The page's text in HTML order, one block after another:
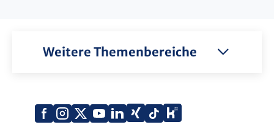
Weitere Themenbereiche
Facebook
Instagram
X
YouTube
LinkedIn
Xing TiktokKununu